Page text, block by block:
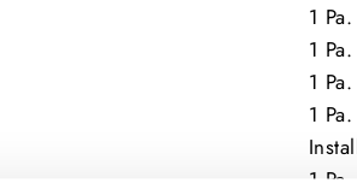
1
1
1
1
1